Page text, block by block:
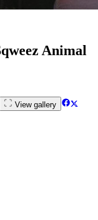
Animal
View gallery